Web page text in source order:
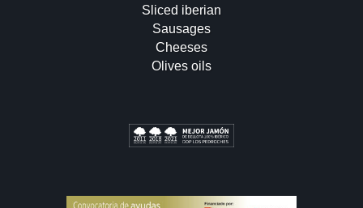
Sliced iberian
Sausages
Cheeses
Olives oils